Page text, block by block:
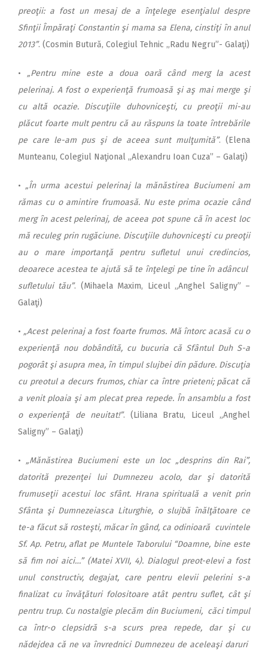
preoţii: a fost un mesaj de a înţelege esenţialul despre
Sfinţii Împăraţi Constantin şi mama sa Elena, cinstiţi în anul
2013”. (Cosmin Butură, Colegiul Tehnic „Radu Negru”- Galaţi)
• „Pentru mine este a doua oară când merg la acest
pelerinaj. A fost o experienţă frumoasă şi aş mai merge şi
cu altă ocazie. Discuţiile duhovniceşti, cu preoţii mi-au
plăcut foarte mult pentru că au răspuns la toate întrebările
pe care le-am pus şi de aceea sunt mulţumită”. (Elena
Munteanu, Colegiul Naţional „Alexandru Ioan Cuza” – Galaţi)
• „În urma acestui pelerinaj la mănăstirea Buciumeni am
rămas cu o amintire frumoasă. Nu este prima ocazie când
merg în acest pelerinaj, de aceea pot spune că în acest loc
mă reculeg prin rugăciune. Discuţiile duhovniceşti cu preoţii
au o mare importanţă pentru sufletul unui credincios,
deoarece acestea te ajută să te înţelegi pe tine în adâncul
sufletului tău”. (Mihaela Maxim, Liceul „Anghel Saligny” –
Galaţi)
• „Acest pelerinaj a fost foarte frumos. Mă întorc acasă cu o
experienţă nou dobândită, cu bucuria că Sfântul Duh S-a
pogorât şi asupra mea, în timpul slujbei din pădure. Discuţia
cu preotul a decurs frumos, chiar ca între prieteni; păcat că
a venit ploaia şi am plecat prea repede. În ansamblu a fost
o experienţă de neuitat!”. (Liliana Bratu, Liceul „Anghel
Saligny” – Galaţi)
• „Mănăstirea Buciumeni este un loc „desprins din Rai”,
datorită prezenţei lui Dumnezeu acolo, dar şi datorită
frumuseţii acestui loc sfânt. Hrana spirituală a venit prin
Sfânta şi Dumnezeiasca Liturghie, o slujbă înălţătoare ce
te-a făcut să rosteşti, măcar în gând, ca odinioară cuvintele
Sf. Ap. Petru, aflat pe Muntele Taborului “Doamne, bine este
să fim noi aici…” (Matei XVII, 4). Dialogul preot-elevi a fost
unul constructiv, degajat, care pentru elevii pelerini s-a
finalizat cu învăţături folositoare atât pentru suflet, cât şi
pentru trup. Cu nostalgie plecăm din Buciumeni, căci timpul
ca într-o clepsidră s-a scurs prea repede, dar şi cu
nădejdea că ne va învrednici Dumnezeu de aceleaşi daruri